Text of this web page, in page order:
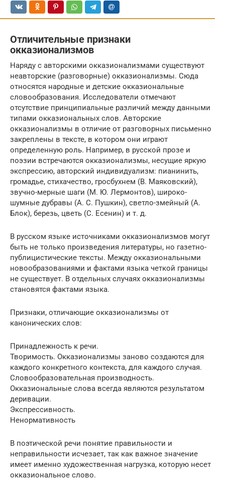
Отличительные признаки
окказионализмов
Наряду с авторскими окказионализмами существуют
неавторские (разговорные) окказионализмы. Сюда
относятся народные и детские окказиональные
словообразования. Исследователи отмечают
отсутствие принципиальные различий между данными
типами окказиональных слов. Авторские
окказионализмы в отличие от разговорных письменно
закреплены в тексте, в котором они играют
определенную роль. Например, в русской прозе и
поэзии встречаются окказионализмы, несущие яркую
экспрессию, авторский индивидуализм: пианинить,
громадье, стихачество, гросбухнем (В. Маяковский),
звучно-мерные шаги (М. Ю. Лермонтов), широко-
шумные дубравы (А. С. Пушкин), светло-змейный (А.
Блок), березь, цветь (С. Есенин) и т. д.
В русском языке источниками окказионализмов могут
быть не только произведения литературы, но газетно-
публицистические тексты. Между окказиональными
новообразованиями и фактами языка четкой границы
не существует. В отдельных случаях окказионализмы
становятся фактами языка.
Признаки, отличающие окказионализмы от
канонических слов:
Принадлежность к речи.
Творимость. Окказионализмы заново создаются для
каждого конкретного контекста, для каждого случая.
Словообразовательная производность.
Окказиональные слова всегда являются результатом
деривации.
Экспрессивность.
Ненормативность
В поэтической речи понятие правильности и
неправильности исчезает, так как важное значение
имеет именно художественная нагрузка, которую несет
окказиональное слово.